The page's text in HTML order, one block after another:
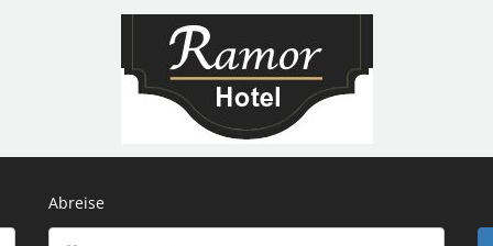
Abreise